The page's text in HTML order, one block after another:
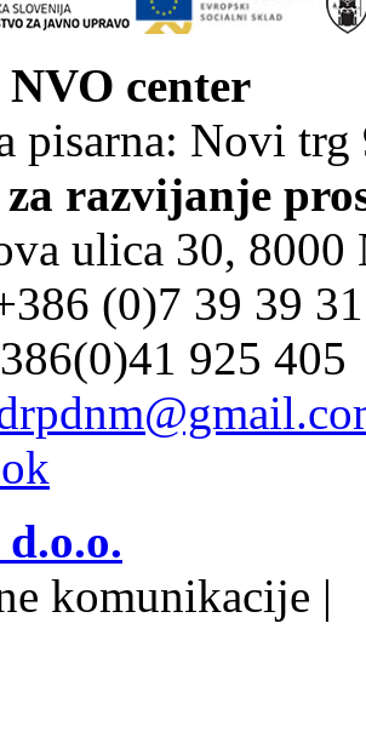
center
pisarna: Novi
razvijanje
ulica 30, 8000
(0)7 39 39
925 405
komunikacije |